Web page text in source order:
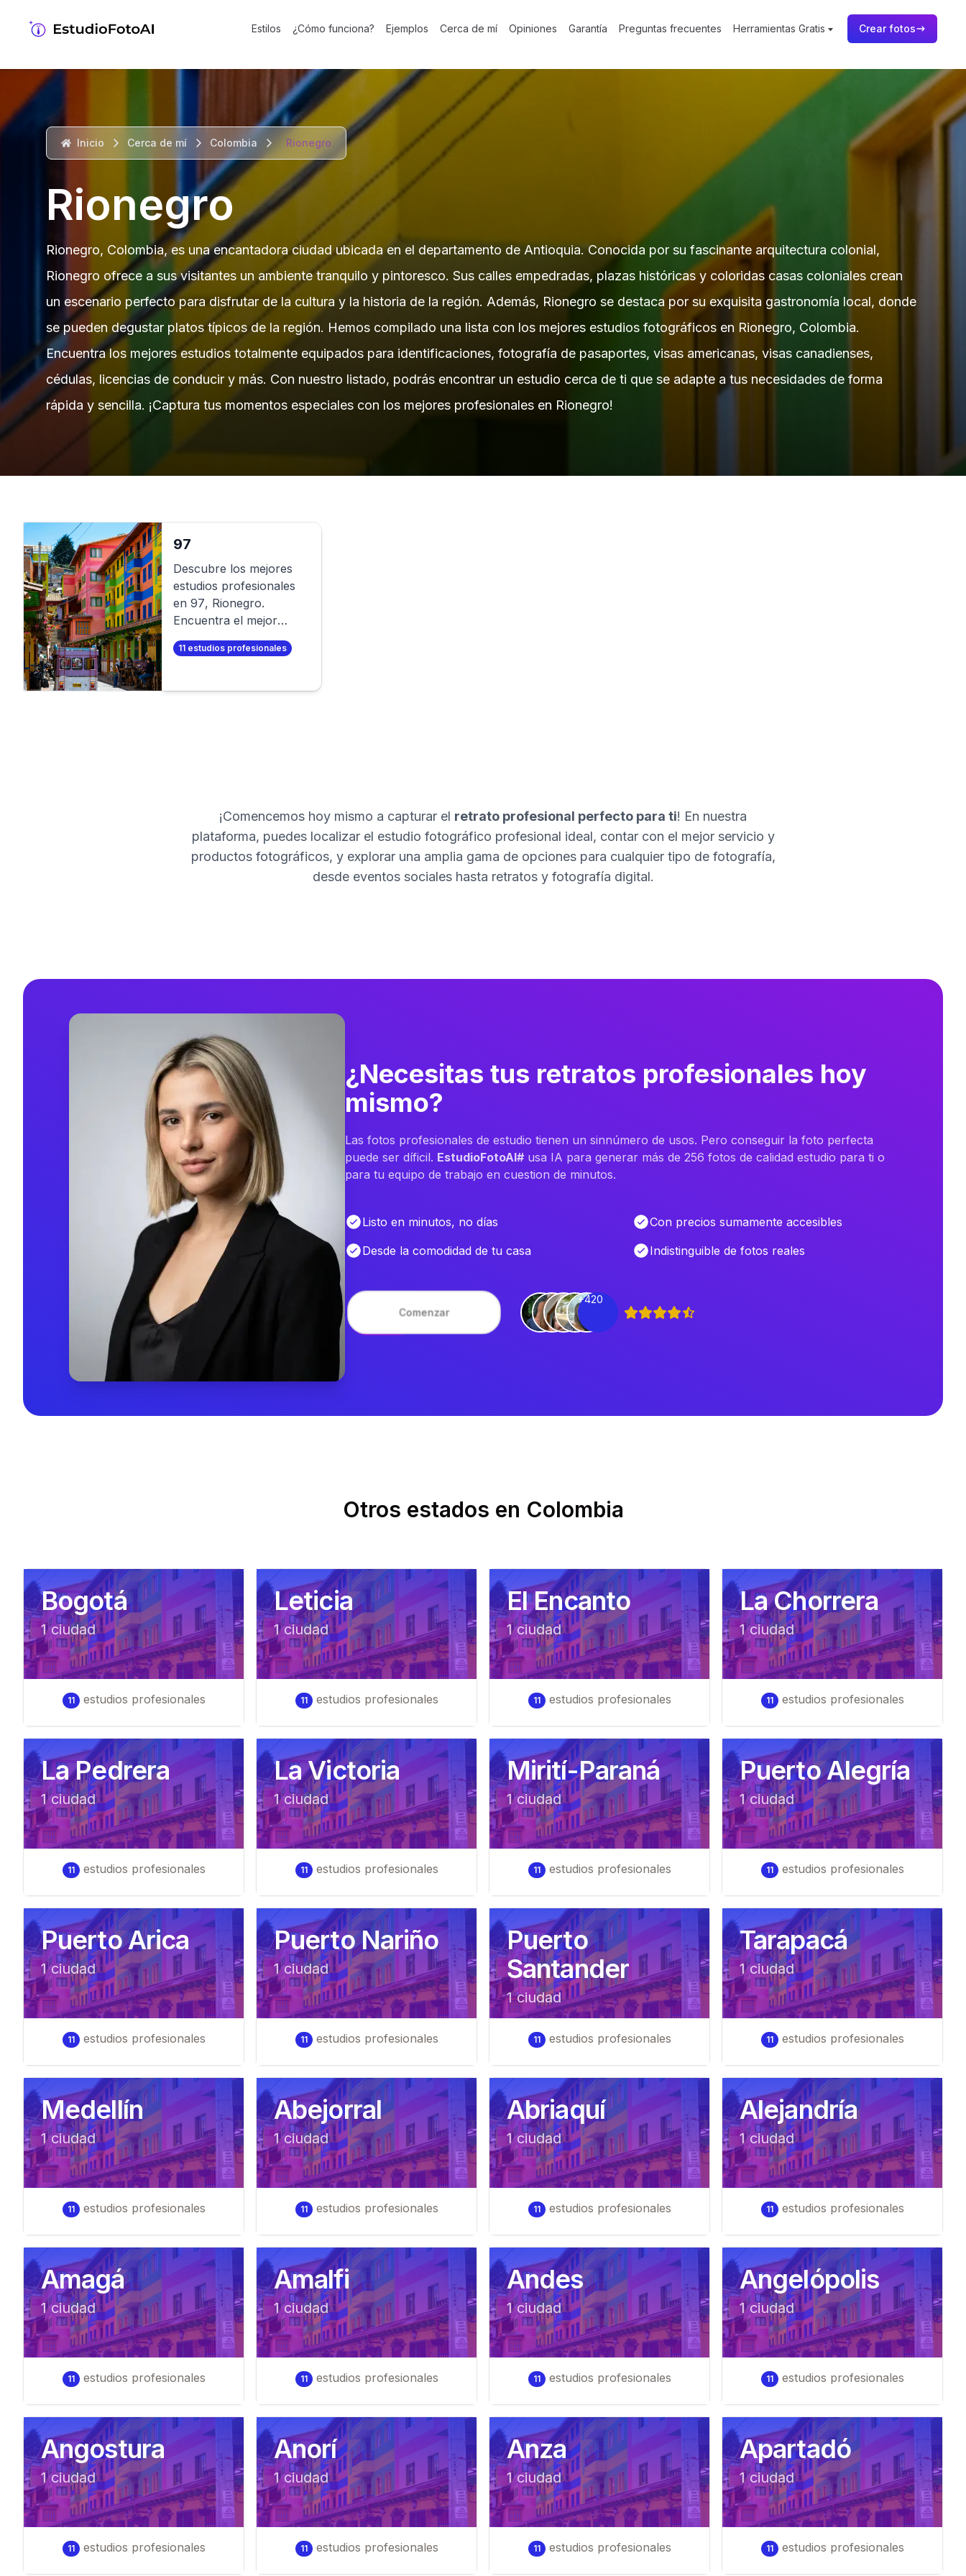
Estilos ¿Cómo funciona? Ejemplos Cerca de mí Opiniones Garantía Preguntas frecuentes Herramientas Gratis Crear fotos
Inicio Cerca de mí Colombia Rionegro
Rionegro
Rionegro, Colombia, es una encantadora ciudad ubicada en el departamento de Antioquia. Conocida por su fascinante arquitectura colonial,
Rionegro ofrece a sus visitantes un ambiente tranquilo y pintoresco. Sus calles empedradas, plazas históricas y coloridas casas coloniales crean
un escenario perfecto para disfrutar de la cultura y la historia de la región. Además, Rionegro se destaca por su exquisita gastronomía local, donde
se pueden degustar platos típicos de la región. Hemos compilado una lista con los mejores estudios fotográficos en Rionegro, Colombia.
Encuentra los mejores estudios totalmente equipados para identificaciones, fotografía de pasaportes, visas americanas, visas canadienses,
cédulas, licencias de conducir y más. Con nuestro listado, podrás encontrar un estudio cerca de ti que se adapte a tus necesidades de forma
rápida y sencilla. ¡Captura tus momentos especiales con los mejores profesionales en Rionegro!
97
Descubre los mejores
estudios profesionales
en 97, Rionegro.
Encuentra el mejor
fotógrafo para tu sesión
de fotos profesional. O
propias fotos
11 estudios profesionales
¡Comencemos hoy mismo a capturar el retrato profesional perfecto para ti! En nuestra
plataforma, puedes localizar el estudio fotográfico profesional ideal, contar con el mejor servicio y
productos fotográficos, y explorar una amplia gama de opciones para cualquier tipo de fotografía,
desde eventos sociales hasta retratos y fotografía digital.
¿Necesitas tus retratos profesionales hoy
mismo?
Las fotos profesionales de estudio tienen un sinnúmero de usos. Pero conseguir la foto perfecta
puede ser díficil. EstudioFotoAI# usa IA para generar más de 256 fotos de calidad estudio para ti o
para tu equipo de trabajo en cuestion de minutos.
Listo en minutos, no días
Con precios sumamente accesibles
Desde la comodidad de tu casa
Indistinguible de fotos reales
Comenzar
+420
Otros estados en Colombia
Bogotá
1ciudad
11 estudios profesionales
Leticia
1ciudad
11 estudios profesionales
El Encanto
1ciudad
11 estudios profesionales
La Chorrera
1ciudad
11 estudios profesionales
La Pedrera
1ciudad
11 estudios profesionales
La Victoria
1ciudad
11 estudios profesionales
Mirití-Paraná
1ciudad
11 estudios profesionales
Puerto Alegría
1ciudad
11 estudios profesionales
Puerto Arica
1ciudad
11 estudios profesionales
Puerto Nariño
1ciudad
11 estudios profesionales
Puerto
Santander
1ciudad
11 estudios profesionales
Tarapacá
1ciudad
11 estudios profesionales
Medellín
1ciudad
11 estudios profesionales
Abejorral
1ciudad
11 estudios profesionales
Abriaquí
1ciudad
11 estudios profesionales
Alejandría
1ciudad
11 estudios profesionales
Amagá
1ciudad
11 estudios profesionales
Amalfi
1ciudad
11 estudios profesionales
Andes
1ciudad
11 estudios profesionales
Angelópolis
1ciudad
11 estudios profesionales
Angostura
1ciudad
11 estudios profesionales
Anorí
1ciudad
11 estudios profesionales
Anza
1ciudad
11 estudios profesionales
Apartadó
1ciudad
11 estudios profesionales